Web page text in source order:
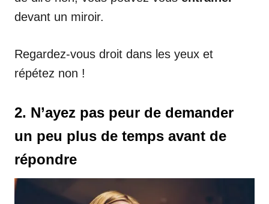
devant un miroir.
Regardez-vous droit dans les yeux et
répétez non !
2. N’ayez pas peur de demander
un peu plus de temps avant de
répondre